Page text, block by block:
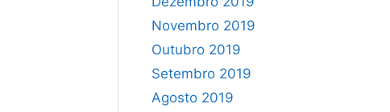
Novembro 2019
Outubro 2019
Setembro 2019
Agosto 2019